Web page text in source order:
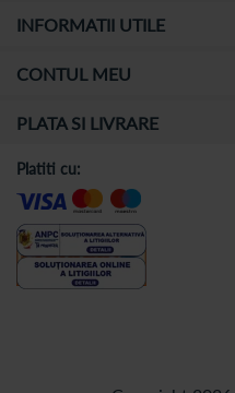
INFORMATII UTILE
CONTUL MEU
PLATA SI LIVRARE
Platiti cu: